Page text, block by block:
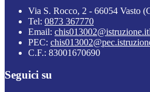
Via S. Rocco, 2 - 66054 Vasto
Tel: 0873 367770
Email: chis013002@istruzione.it
PEC:
C.F.: 83001670690
Seguici su